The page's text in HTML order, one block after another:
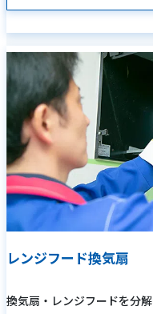
レンジフード換気扇
換気扇・レンジフードを分